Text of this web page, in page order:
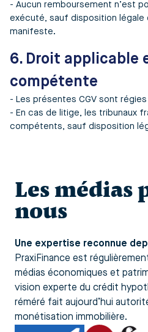
- Aucun remboursement n’est
exécuté, sauf disposition légale
manifeste.
6. Droit applicable
compétente
- Les présentes CGV sont
- En cas de litige, les tribunaux
compétents, sauf disposition
Les médias
nous
Une expertise reconnue
PraxiFinance est
médias économiques et
vision experte du crédit
réméré fait aujourd’hui
monétisation immobilière.